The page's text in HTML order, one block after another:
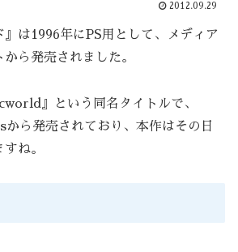
2012.09.29
』は1996年にPS用として、メディア
ら発売されました。
』という同名タイトルで、
ら発売されており、本作はその日
ね。